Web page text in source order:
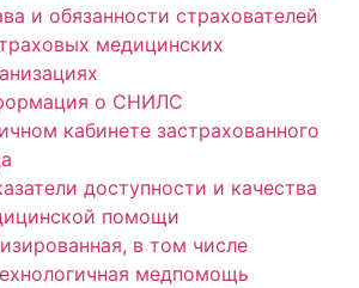
и обязанности страхователей
медицинских
о СНИЛС
кабинете застрахованного
доступности и качества
помощи
в том числе
медпомощь